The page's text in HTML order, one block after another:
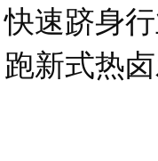
快速跻身
跑新式热卤